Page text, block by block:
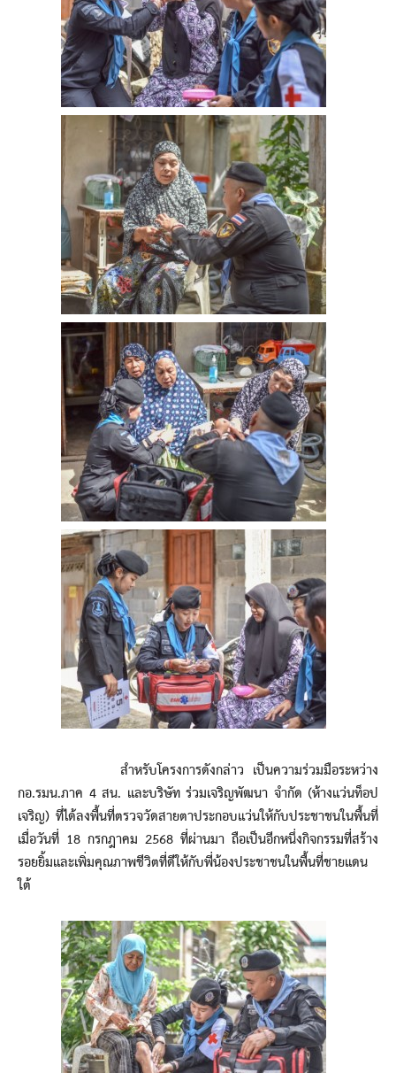
สำหรับโครงการดังกล่าว เป็นความร่วมมือระหว่าง
กอ.รมน.ภาค 4 สน. และบริษัท ร่วมเจริญพัฒนา จำกัด (ห้างแว่นท็อป
เจริญ) ที่ได้ลงพื้นที่ตรวจวัดสายตาประกอบแว่นให้กับประชาชนในพื้นที่
เมื่อวันที่ 18 กรกฎาคม 2568 ที่ผ่านมา ถือเป็นอีกหนึ่งกิจกรรมที่สร้าง
รอยยิ้มและเพิ่มคุณภาพชีวิตที่ดีให้กับพี่น้องประชาชนในพื้นที่ชายแดน
ใต้